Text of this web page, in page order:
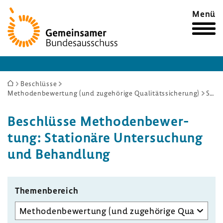
Zur
Startseite
Menü
Sie
sind
Beschlüsse
Methodenbewertung (und zugehörige Qualitätssicherung)
Stationäre Untersuchung und Behandlung
Beschlüsse Metho­den­be­wer­
tung: Statio­näre Unter­su­chung
und Behand­lung
Themen­be­reich
Unterausschuss
auswählen